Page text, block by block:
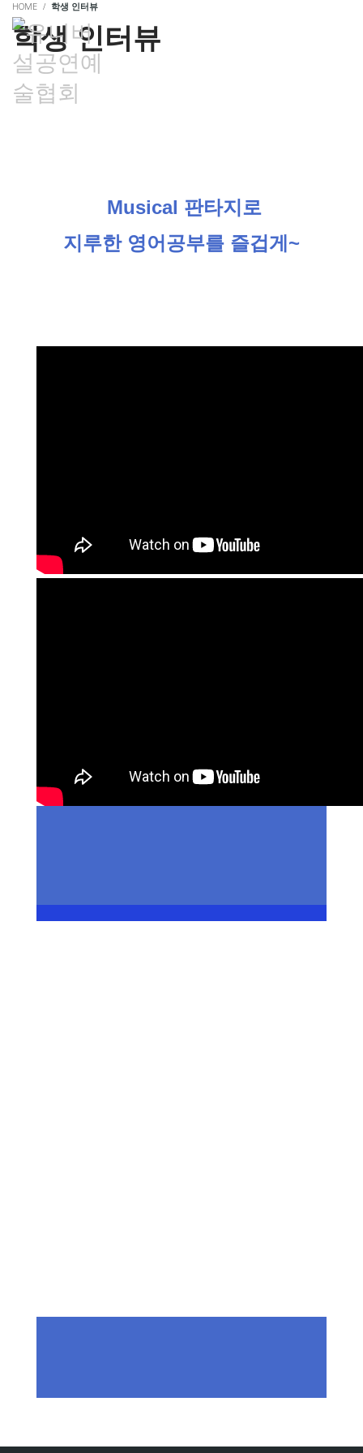
HOME 학생 인터뷰
학생 인터뷰
Musical 판타지로
지루한 영어공부를 즐겁게~